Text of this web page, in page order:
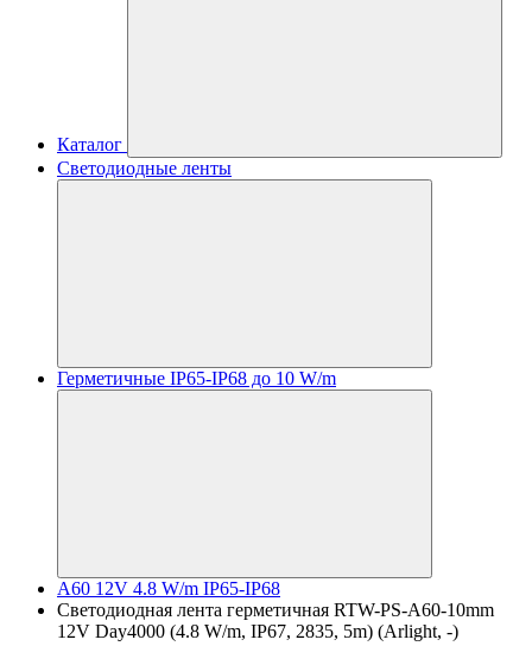
Каталог
Светодиодные ленты
Герметичные IP65-IP68 до 10 W/m
A60 12V 4.8 W/m IP65-IP68
Светодиодная лента герметичная RTW-PS-A60-10mm
12V Day4000 (4.8 W/m, IP67, 2835, 5m) (Arlight, -)